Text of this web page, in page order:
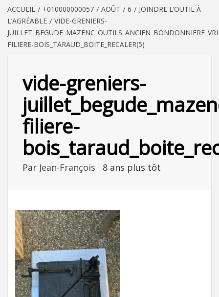
ACCUEIL +010000000057 AOÛT 6
JOINDRE L’OUTIL À
L’AGRÉABLE
VIDE-GRENIERS-
FILIERE-BOIS_TARAUD_BOITE_RECALER(5)
vide-greniers-
filiere-
Par Jean-François 8 ans plus tôt